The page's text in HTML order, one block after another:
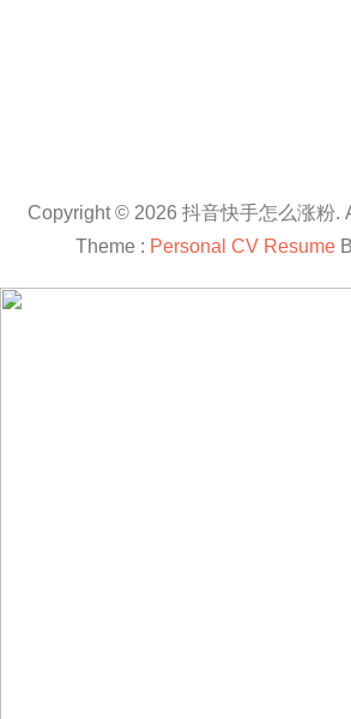
Copyright © 2026 抖音快手怎么涨粉.
Theme : Personal CV Resume